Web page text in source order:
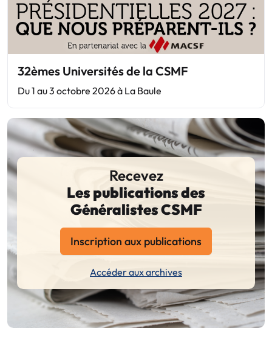
32èmes Universités de la CSMF
Du 1 au 3 octobre 2026 à La Baule
Recevez
Les publications des
Généralistes CSMF
Inscription aux publications
Accéder aux archives